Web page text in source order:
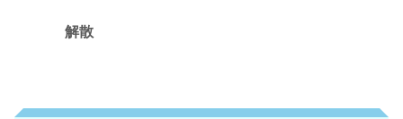
解散